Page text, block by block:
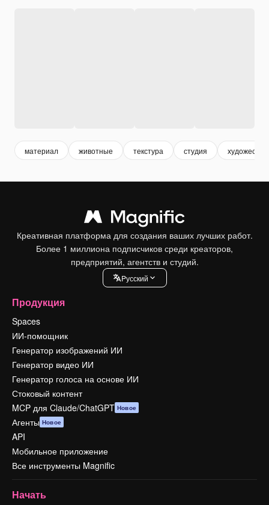
материал животные текстура студия
Креативная платформа для создания ваших лучших работ.
Более 1 миллиона подписчиков среди креаторов,
предприятий, агентств и студий.
Pусский
Продукция
Spaces
ИИ-помощник
Генератор изображений ИИ
Генератор видео ИИ
Генератор голоса на основе ИИ
Стоковый контент
MCP для Claude/ChatGPT Новое
Агенты Новое
API
Мобильное приложение
Все инструменты Magnific
Начать